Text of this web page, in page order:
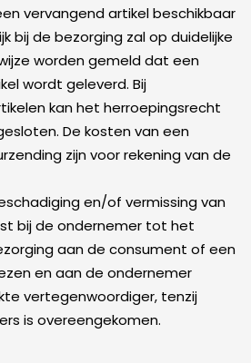
vervangend artikel beschikbaar
bij de bezorging zal op duidelijke
worden gemeld dat een
wordt geleverd. Bij
kan het herroepingsrecht
De kosten van een
zijn voor rekening van de
en/of vermissing van
bij de ondernemer tot het
aan de consument of een
en aan de ondernemer
vertegenwoordiger, tenzij
is overeengekomen.